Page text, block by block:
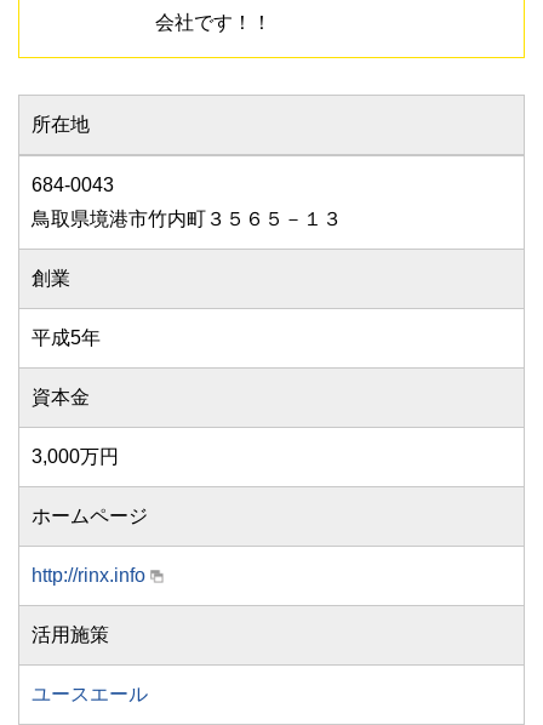
会社です！！
所在地
684-0043
鳥取県境港市竹内町３５６５－１３
創業
平成5年
資本金
3,000万円
ホームページ
http://rinx.info
活用施策
ユースエール